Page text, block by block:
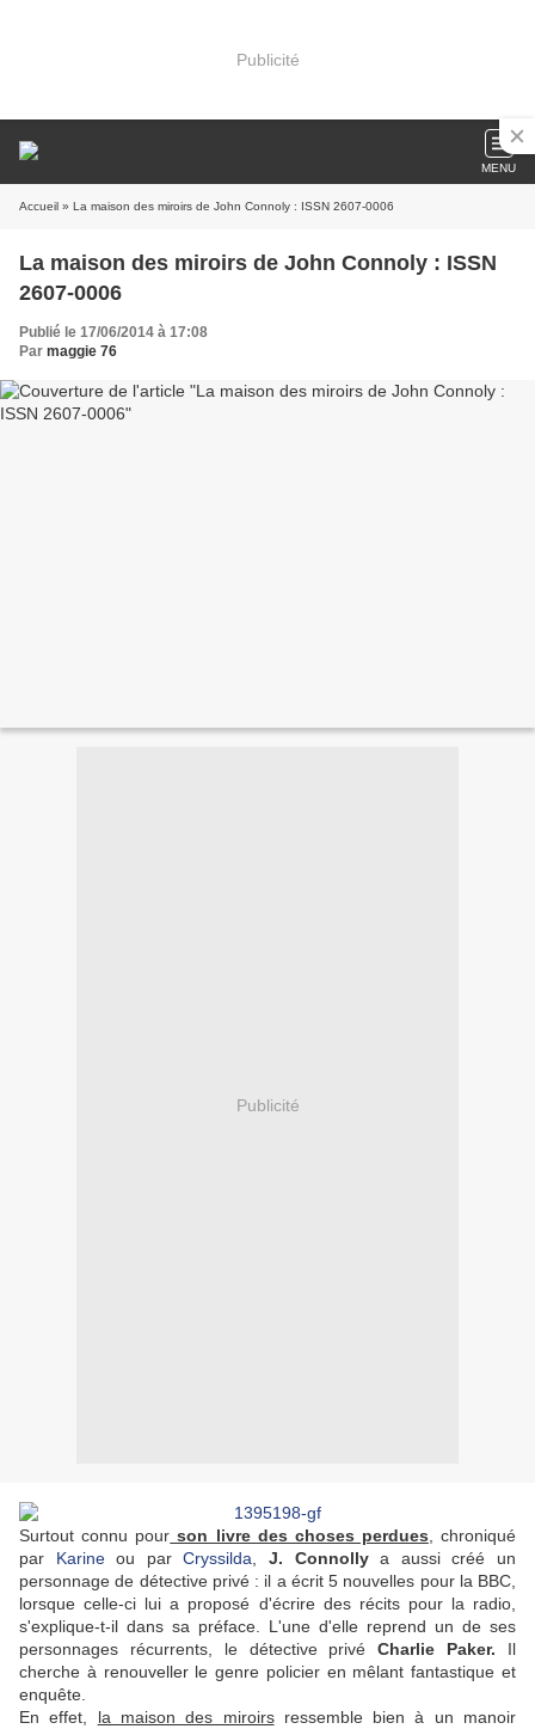
Publicité
MENU
Accueil » La maison des miroirs de John Connoly : ISSN 2607-0006
La maison des miroirs de John Connoly : ISSN
2607-0006
Publié le 17/06/2014 à 17:08
Par maggie 76
Publicité
Surtout connu pour son livre des choses perdues , chroniqué
par Karineou parCryssilda ,J. Connollya aussi créé un
personnage de détective privé : il a écrit 5 nouvelles pour la BBC,
lorsque celle-ci lui a proposé d'écrire des récits pour la radio,
s'explique-t-il dans sa préface. L'une d'elle reprend un de ses
personnages récurrents, le détective privéCharlie Paker. Il
cherche à renouveller le genre policier en mêlant fantastique et
enquête.
En effet, la maison des miroirsressemble bien à un manoir